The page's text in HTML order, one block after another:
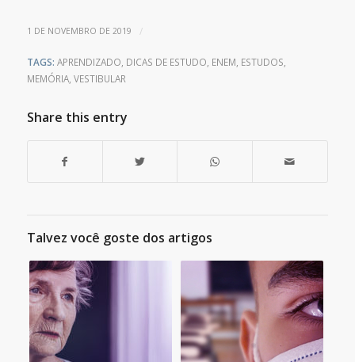
1 DE NOVEMBRO DE 2019 /
TAGS: APRENDIZADO, DICAS DE ESTUDO, ENEM, ESTUDOS,
MEMÓRIA, VESTIBULAR
Share this entry
Talvez você goste dos artigos